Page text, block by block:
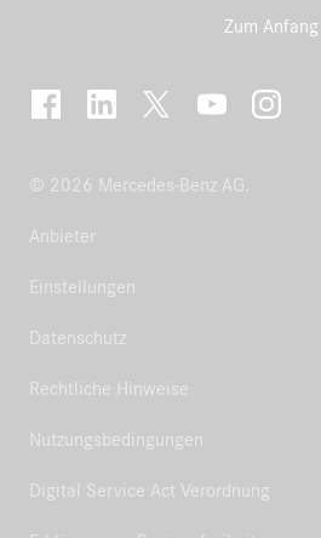
Zum Anfang
© 2026 Mercedes-Benz AG.
Anbieter
Einstellungen
Datenschutz
Rechtliche Hinweise
Nutzungsbedingungen
Digital Service Act Verordnung